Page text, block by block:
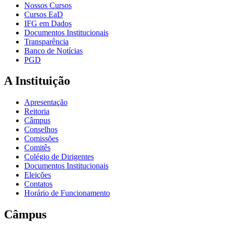
Nossos Cursos
Cursos EaD
IFG em Dados
Documentos Institucionais
Transparência
Banco de Notícias
PGD
A Instituição
Apresentação
Reitoria
Câmpus
Conselhos
Comissões
Comitês
Colégio de Dirigentes
Documentos Institucionais
Eleições
Contatos
Horário de Funcionamento
Câmpus